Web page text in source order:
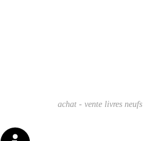
achat - vente livres